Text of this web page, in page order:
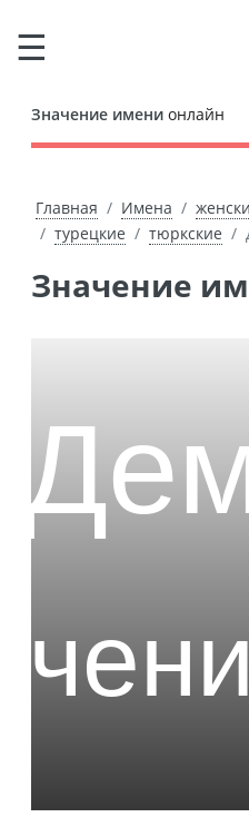
Значение имени онлайн
Главная Имена
турецкие
тюркские
Значение